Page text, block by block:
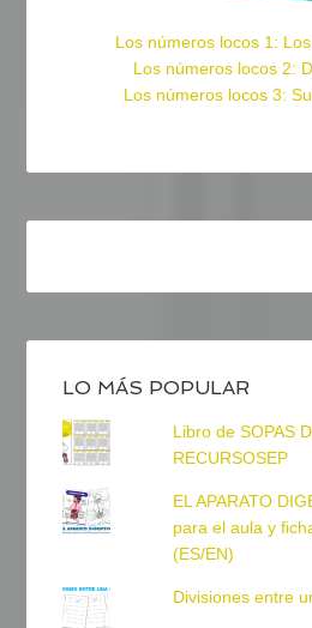
Los números locos 1:
Los números locos 2:
Los números locos 3:
LO MÁS POPULAR
Libro de SOPAS
RECURSOSEP
EL APARATO
para el aula y
(ES/EN)
Divisiones entre